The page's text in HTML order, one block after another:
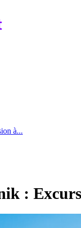
à...
: